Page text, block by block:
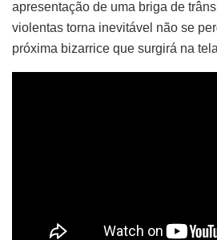
apresentação de uma briga de
violentas torna inevitável não se
próxima bizarrice que surgirá na